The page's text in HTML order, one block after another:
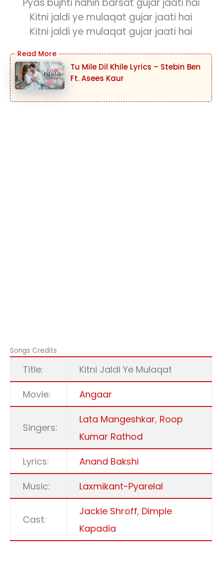
Pyas bujhti nahin barsat gujar jaati hai
Kitni jaldi ye mulaqat gujar jaati hai
Kitni jaldi ye mulaqat gujar jaati hai
Tu Mile Dil Khile Lyrics – Stebin Ben
Ft. Asees Kaur
Songs Credits
Title:
Kitni Jaldi Ye Mulaqat
Movie:
Angaar
Singers:
Lata Mangeshkar, Roop
Kumar Rathod
Lyrics:
Anand Bakshi
Music:
Laxmikant-Pyarelal
Cast:
Jackie Shroff, Dimple
Kapadia